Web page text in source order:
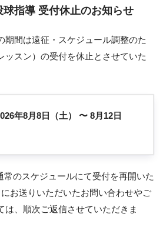
球指導 受付休止のお知らせ
期間は遠征・スケジュール調整のた
ッスン）の受付を休止とさせていた
年8月8日（土） 〜 8月12日
のスケジュールにて受付を再開いた
お送りいただいたお問い合わせやご
は、順次ご返信させていただきま